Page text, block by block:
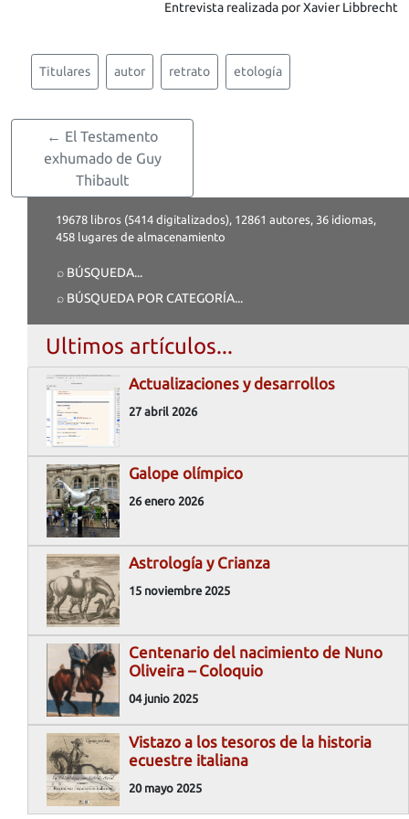
Entrevista realizada por Xavier Libbrecht
Titulares autor retrato etología
← El Testamento
exhumado de Guy
Thibault
19678 libros (5414 digitalizados), 12861 autores, 36 idiomas,
458 lugares de almacenamiento
⌕ BÚSQUEDA...
⌕ BÚSQUEDA POR CATEGORÍA...
Ultimos artículos...
Actualizaciones y desarrollos
27 abril 2026
Galope olímpico
26 enero 2026
Astrología y Crianza
15 noviembre 2025
Centenario del nacimiento de Nuno
Oliveira – Coloquio
04 junio 2025
Vistazo a los tesoros de la historia
ecuestre italiana
20 mayo 2025